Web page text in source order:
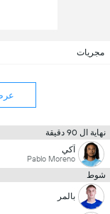
مجريات
نهاية ال 90 دقيقة
آكي
Pablo Moreno
شوط
بالمر